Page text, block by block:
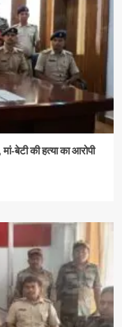
बेटी की हत्या का आरोपी